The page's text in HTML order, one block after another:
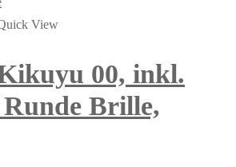
View
00, inkl.
Runde Brille,